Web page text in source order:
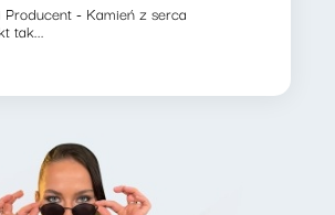
Producent - Kamień z serca
tak...